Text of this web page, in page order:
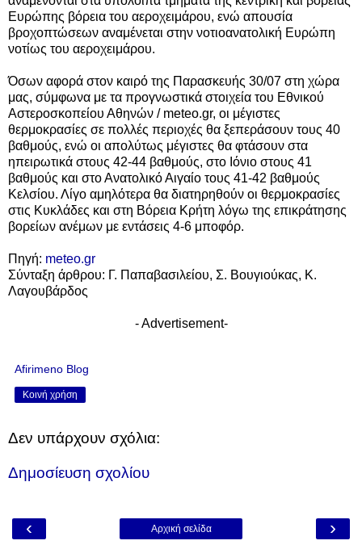
Ευρώπης βόρεια του αεροχειμάρου, ενώ απουσία
βροχοπτώσεων αναμένεται στην νοτιοανατολική Ευρώπη
νοτίως του αεροχειμάρου.
Όσων αφορά στον καιρό της Παρασκευής 30/07 στη χώρα
μας, σύμφωνα με τα προγνωστικά στοιχεία του Εθνικού
Αστεροσκοπείου Αθηνών / meteo.gr, οι μέγιστες
θερμοκρασίες σε πολλές περιοχές θα ξεπεράσουν τους 40
βαθμούς, ενώ οι απολύτως μέγιστες θα φτάσουν στα
ηπειρωτικά στους 42-44 βαθμούς, στο Ιόνιο στους 41
βαθμούς και στο Ανατολικό Αιγαίο τους 41-42 βαθμούς
Κελσίου. Λίγο αμηλότερα θα διατηρηθούν οι θερμοκρασίες
στις Κυκλάδες και στη Βόρεια Κρήτη λόγω της επικράτησης
βορείων ανέμων με εντάσεις 4-6 μποφόρ.
Πηγή: meteo.gr
Σύνταξη άρθρου: Γ. Παπαβασιλείου, Σ. Βουγιούκας, Κ.
Λαγουβάρδος
- Advertisement-
Afirimeno Blog
Κοινή χρήση
Δεν υπάρχουν σχόλια:
Δημοσίευση σχολίου
‹ ›
Αρχική σελίδα